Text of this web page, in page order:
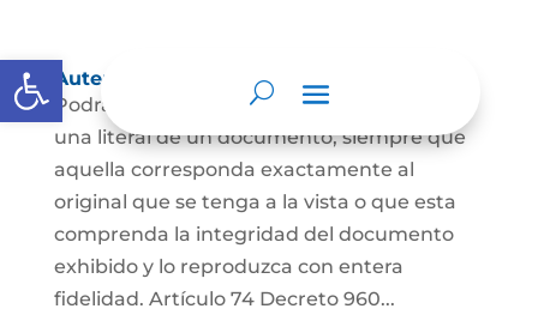
Abrir barra de herramientas
Autenticación de Copias
Podrá autenticarse una copia mecánica o
una literal de un documento, siempre que
aquella corresponda exactamente al
original que se tenga a la vista o que esta
comprenda la integridad del documento
exhibido y lo reproduzca con entera
fidelidad. Artículo 74 Decreto 960...